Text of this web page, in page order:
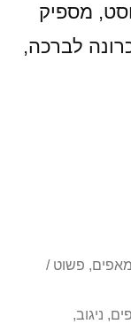
מספיק
לברכה,
, פשוט /
, ניגוב,